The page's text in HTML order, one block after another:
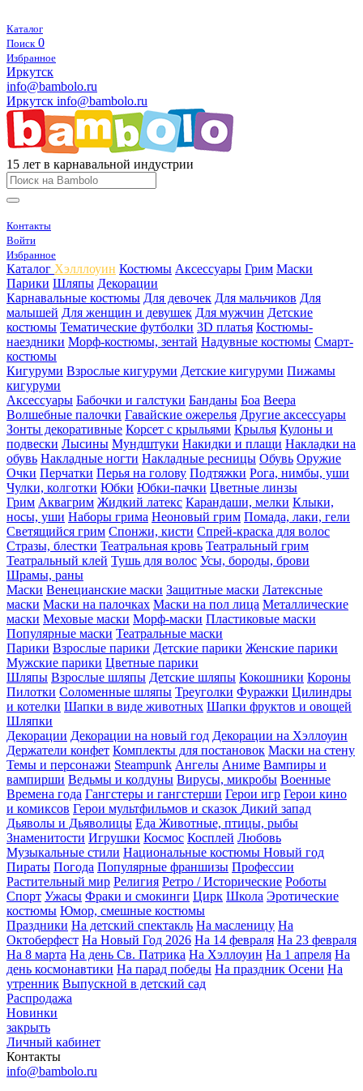
Каталог
Поиск 0
Избранное
Иркутск
info@bambolo.ru
Иркутск info@bambolo.ru
15 лет в карнавальной индустрии
Контакты
Войти
Избранное
Каталог Хэлллоуин Костюмы Аксессуары Грим Маски
Парики Шляпы Декорации
Карнавальные костюмы Для девочек Для мальчиков Для
малышей Для женщин и девушек Для мужчин Детские
костюмы Тематические футболки 3D платья Костюмы-
наездники Морф-костюмы, зентай Надувные костюмы Смарт-
костюмы
Кигуруми Взрослые кигуруми Детские кигуруми Пижамы
кигуруми
Аксессуары Бабочки и галстуки Банданы Боа Веера
Волшебные палочки Гавайские ожерелья Другие аксессуары
Зонты декоративные Корсет с крыльями Крылья Кулоны и
подвески Лысины Мундштуки Накидки и плащи Накладки на
обувь Накладные ногти Накладные ресницы Обувь Оружие
Очки Перчатки Перья на голову Подтяжки Рога, нимбы, уши
Чулки, колготки Юбки Юбки-пачки Цветные линзы
Грим Аквагрим Жидкий латекс Карандаши, мелки Клыки,
носы, уши Наборы грима Неоновый грим Помада, лаки, гели
Светящийся грим Спонжи, кисти Спрей-краска для волос
Стразы, блестки Театральная кровь Театральный грим
Театральный клей Тушь для волос Усы, бороды, брови
Шрамы, раны
Маски Венецианские маски Защитные маски Латексные
маски Маски на палочках Маски на пол лица Металлические
маски Меховые маски Морф-маски Пластиковые маски
Популярные маски Театральные маски
Парики Взрослые парики Детские парики Женские парики
Мужские парики Цветные парики
Шляпы Взрослые шляпы Детские шляпы Кокошники Короны
Пилотки Соломенные шляпы Треуголки Фуражки Цилиндры
и котелки Шапки в виде животных Шапки фруктов и овощей
Шляпки
Декорации Декорации на новый год Декорации на Хэллоуин
Держатели конфет Комплекты для постановок Маски на стену
Темы и персонажи Steampunk Ангелы Аниме Вампиры и
вампирши Ведьмы и колдуны Вирусы, микробы Военные
Времена года Гангстеры и гангстерши Герои игр Герои кино
и комиксов Герои мультфильмов и сказок Дикий запад
Дьяволы и Дьяволицы Еда Животные, птицы, рыбы
Знаменитости Игрушки Космос Косплей Любовь
Музыкальные стили Национальные костюмы Новый год
Пираты Погода Популярные франшизы Профессии
Растительный мир Религия Ретро / Исторические Роботы
Спорт Ужасы Фраки и смокинги Цирк Школа Эротические
костюмы Юмор, смешные костюмы
Праздники На детский спектакль На масленицу На
Октоберфест На Новый Год 2026 На 14 февраля На 23 февраля
На 8 марта На день Св. Патрика На Хэллоуин На 1 апреля На
день космонавтики На парад победы На праздник Осени На
утренник Выпускной в детский сад
Распродажа
Новинки
закрыть
Личный кабинет
Контакты
info@bambolo.ru